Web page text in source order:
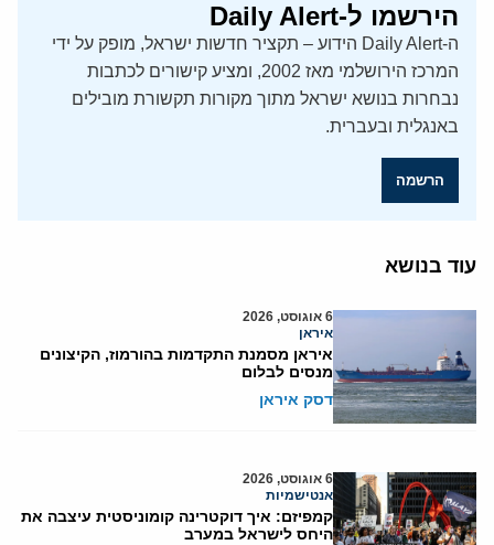
הירשמו ל-Daily Alert
ה-Daily Alert הידוע – תקציר חדשות ישראל, מופק על ידי
המרכז הירושלמי מאז 2002, ומציע קישורים לכתבות
נבחרות בנושא ישראל מתוך מקורות תקשורת מובילים
באנגלית ובעברית.
הרשמה
עוד בנושא
6 אוגוסט, 2026
איראן
איראן מסמנת התקדמות בהורמוז, הקיצונים
מנסים לבלום
דסק איראן
6 אוגוסט, 2026
אנטישמיות
קמפיזם: איך דוקטרינה קומוניסטית עיצבה את
היחס לישראל במערב